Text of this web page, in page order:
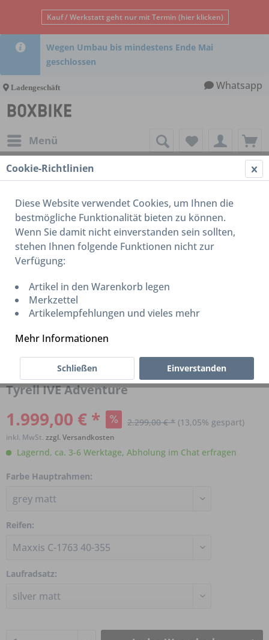
Kauf / Werkstatt geht nur mit Termin (hier klicken)
Wegen Umbau bis mindestens Ende Mai
geschlossen
Ladengeschäft Whatsapp
Menü
Tyrell IVE Adventure
1.999,00 € * 2.299,00 € * (13,05% gespart)
inkl. MwSt. zzgl. Versandkosten
Lagernd, ca. 3-6 Werktage, Abholung im Chat erfragen
Farbe Hauptrahmen:
Reifen:
Laufradsatz:
Cookie-Richtlinien
Diese Website verwendet Cookies, um Ihnen die
bestmögliche Funktionalität bieten zu können.
Wenn Sie damit nicht einverstanden sein sollten,
stehen Ihnen folgende Funktionen nicht zur
Verfügung:
Artikel in den Warenkorb legen
Merkzettel
Artikelempfehlungen und vieles mehr
Mehr Informationen
Einverstanden
Schließen